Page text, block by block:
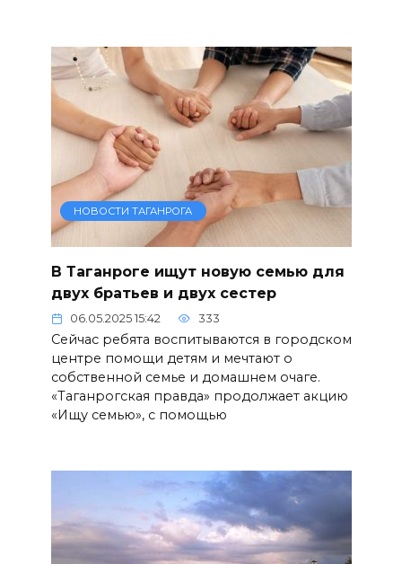
НОВОСТИ ТАГАНРОГА
В Таганроге ищут новую семью для
двух братьев и двух сестер
06.05.2025 15:42 333
Сейчас ребята воспитываются в городском
центре помощи детям и мечтают о
собственной семье и домашнем очаге.
«Таганрогская правда» продолжает акцию
«Ищу семью», с помощью